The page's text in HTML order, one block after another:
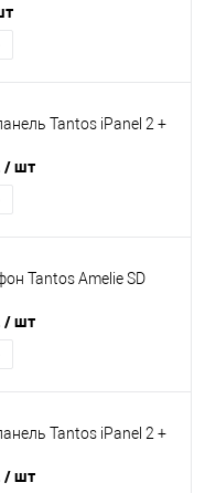
Tantos iPanel 2 +
/ шт
Tantos Amelie SD
/ шт
Tantos iPanel 2 +
/ шт